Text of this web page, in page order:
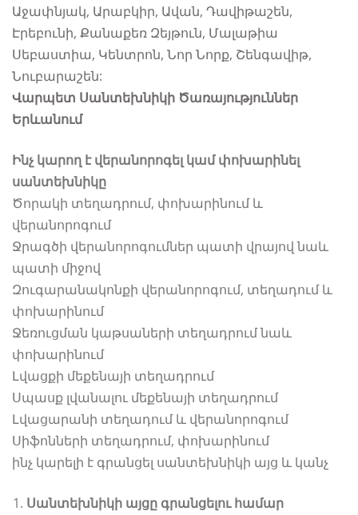
Աջափնյակ, Արաբկիր, Ավան, Դավիթաշեն,
Էրեբունի, Քանաքեռ Զեյթուն, Մալաթիա
Սեբաստիա, Կենտրոն, Նոր Նորք, Շենգավիթ,
Նուբարաշեն:
Վարպետ Սանտեխնիկի Ծառայություններ
Երևանում
Ինչ կարող է վերանորոգել կամ փոխարինել
սանտեխնիկը
Ծորակի տեղադրում, փոխարինում և
վերանորոգում
Ջրագծի վերանորոգումներ պատի վրայով նաև
պատի միջով
Զուգարանակոնքի վերանորոգում, տեղադում և
փոխարինում
Ջեռուցման կաթսաների տեղադրում նաև
փոխարինում
Լվացքի մեքենայի տեղադրում
Սպասք լվանալու մեքենայի տեղադրում
Լվացարանի տեղադում և վերանորոգում
Սիֆոնների տեղադրում, փոխարինում
ինչ կարելի է գրանցել սանտեխնիկի այց և կանչ
Սանտեխնիկի այցը գրանցելու համար